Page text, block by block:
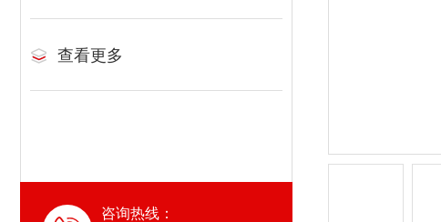
查看更多
咨询热线：